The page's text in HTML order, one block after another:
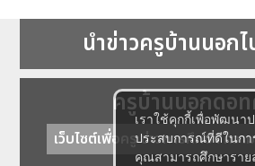
เราใช้คุกกี้เพื่อพัฒนา
ประสบการณ์ที่ดีในก
คุณสามารถศึกษาราย
นำข่าวครูบ้านนอก
ครูบ้านนอกดอ
เว็บไซต์เพื่อครู ข่าวการศึกษา คว